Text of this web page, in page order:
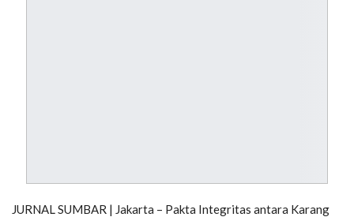
JURNAL SUMBAR | Jakarta – Pakta Integritas antara Karang